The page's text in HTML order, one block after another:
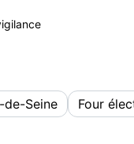
de-Seine
Four